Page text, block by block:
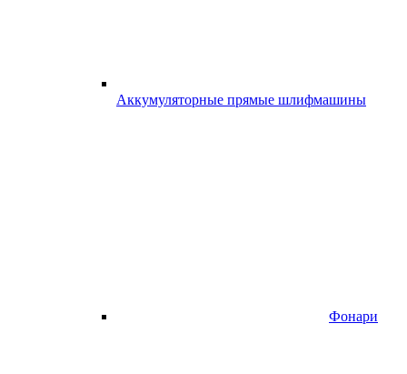
Аккумуляторные прямые шлифмашины
Фонари